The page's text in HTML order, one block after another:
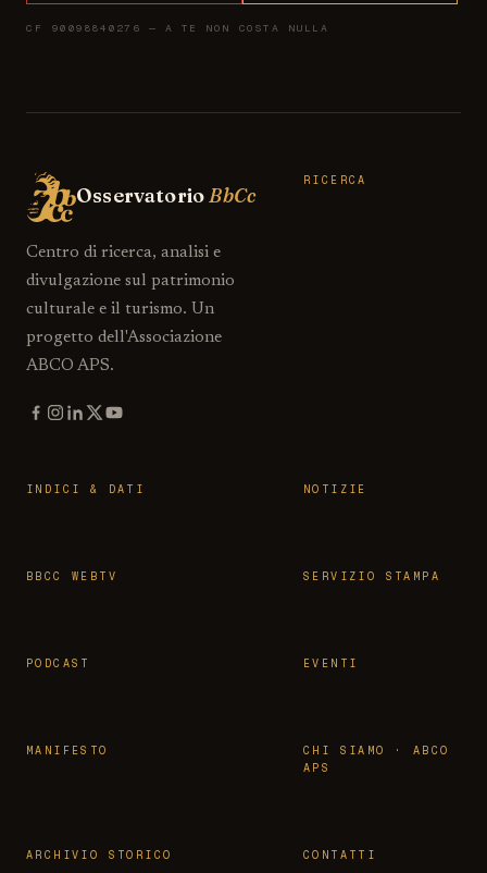
CF 90098840276 — A TE NON COSTA NULLA
OsservatorioBbCc
Centro di ricerca, analisi e
divulgazione sul patrimonio
culturale e il turismo. Un
progetto dell'Associazione
ABCO APS.
RICERCA
INDICI & DATI NOTIZIE
BBCC WEBTV SERVIZIO STAMPA
PODCAST EVENTI
MANIFESTO
CHI SIAMO · ABCO
APS
ARCHIVIO STORICO CONTATTI